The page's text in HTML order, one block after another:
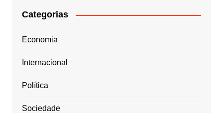
Categorias
Economia
Internacional
Política
Sociedade